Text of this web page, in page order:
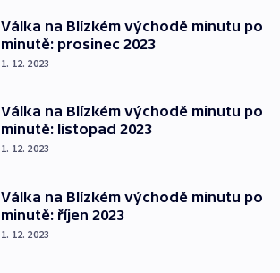
Válka na Blízkém východě minutu po
minutě: prosinec 2023
1. 12. 2023
Válka na Blízkém východě minutu po
minutě: listopad 2023
1. 12. 2023
Válka na Blízkém východě minutu po
minutě: říjen 2023
1. 12. 2023